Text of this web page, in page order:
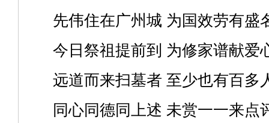
先伟住在广州城 为国效劳有盛
今日祭祖提前到 为修家谱献爱
远道而来扫墓者 至少也有百多
同心同德同上述 未赏一一来点